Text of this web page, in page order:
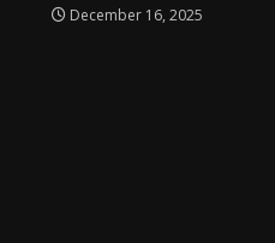
December 16, 2025